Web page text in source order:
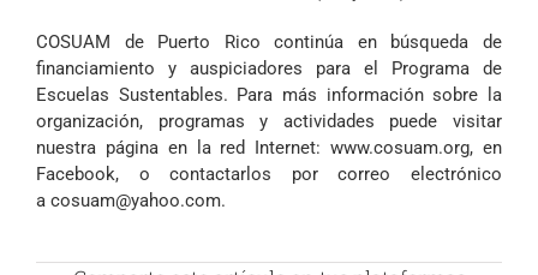
COSUAM de Puerto Rico continúa en búsqueda de
financiamiento y auspiciadores para el Programa de
Escuelas Sustentables. Para más información sobre la
organización, programas y actividades puede visitar
nuestra página en la red Internet:www.cosuam.org, en
Facebook, o contactarlos por correo electrónico
a cosuam@yahoo.com.